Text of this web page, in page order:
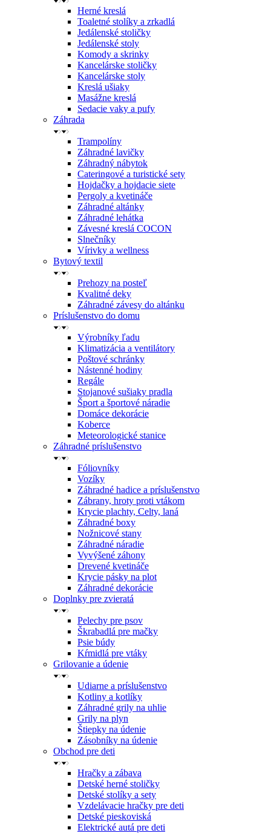
Herné kreslá
Toaletné stolíky a zrkadlá
Jedálenské stoličky
Jedálenské stoly
Komody a skrinky
Kancelárske stoličky
Kancelárske stoly
Kreslá ušiaky
Masážne kreslá
Sedacie vaky a pufy
Záhrada
Trampolíny
Záhradné lavičky
Záhradný nábytok
Cateringové a turistické sety
Hojdačky a hojdacie siete
Pergoly a kvetináče
Záhradné altánky
Záhradné lehátka
Závesné kreslá COCON
Slnečníky
Vírivky a wellness
Bytový textil
Prehozy na posteľ
Kvalitné deky
Záhradné závesy do altánku
Príslušenstvo do domu
Výrobníky ľadu
Klimatizácia a ventilátory
Poštové schránky
Nástenné hodiny
Regále
Stojanové sušiaky pradla
Šport a športové náradie
Domáce dekorácie
Koberce
Meteorologické stanice
Záhradné príslušenstvo
Fóliovníky
Vozíky
Záhradné hadice a príslušenstvo
Zábrany, hroty proti vtákom
Krycie plachty, Celty, laná
Záhradné boxy
Nožnicové stany
Záhradné náradie
Vyvýšené záhony
Drevené kvetináče
Krycie pásky na plot
Záhradné dekorácie
Doplnky pre zvieratá
Pelechy pre psov
Škrabadlá pre mačky
Psie búdy
Kŕmidlá pre vtáky
Grilovanie a údenie
Udiarne a príslušenstvo
Kotliny a kotlíky
Záhradné grily na uhlie
Grily na plyn
Štiepky na údenie
Zásobníky na údenie
Obchod pre deti
Hračky a zábava
Detské herné stoličky
Detské stolíky a sety
Vzdelávacie hračky pre deti
Detské pieskoviská
Elektrické autá pre deti